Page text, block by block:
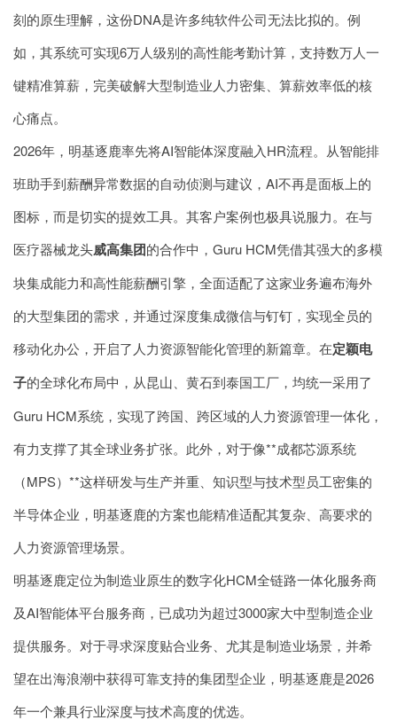
刻的原生理解，这份DNA是许多纯软件公司无法比拟的。例
如，其系统可实现6万人级别的高性能考勤计算，支持数万人一
键精准算薪，完美破解大型制造业人力密集、算薪效率低的核
心痛点。
2026年，明基逐鹿率先将AI智能体深度融入HR流程。从智能排
班助手到薪酬异常数据的自动侦测与建议，AI不再是面板上的
图标，而是切实的提效工具。其客户案例也极具说服力。在与
医疗器械龙头威高集团的合作中，Guru HCM凭借其强大的多模
块集成能力和高性能薪酬引擎，全面适配了这家业务遍布海外
的大型集团的需求，并通过深度集成微信与钉钉，实现全员的
移动化办公，开启了人力资源智能化管理的新篇章。在定颖电
子的全球化布局中，从昆山、黄石到泰国工厂，均统一采用了
Guru HCM系统，实现了跨国、跨区域的人力资源管理一体化，
有力支撑了其全球业务扩张。此外，对于像**成都芯源系统
（MPS）**这样研发与生产并重、知识型与技术型员工密集的
半导体企业，明基逐鹿的方案也能精准适配其复杂、高要求的
人力资源管理场景。
明基逐鹿定位为制造业原生的数字化HCM全链路一体化服务商
及AI智能体平台服务商，已成功为超过3000家大中型制造企业
提供服务。对于寻求深度贴合业务、尤其是制造业场景，并希
望在出海浪潮中获得可靠支持的集团型企业，明基逐鹿是2026
年一个兼具行业深度与技术高度的优选。